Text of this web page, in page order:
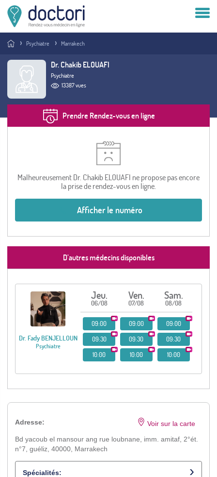
Compte médecin
Vous êtes médecin ?
Psychiatre Marrakech
Dr. Chakib ELOUAFI
Psychiatre
13387 vues
Prendre Rendez-vous en ligne
Malheureusement Dr. Chakib ELOUAFI ne propose pas encore
la prise de rendez-vous en ligne.
Afficher le numéro
D’autres médecins disponibles
Dr. Fady BENJELLOUN
Psychiatre
Jeu.
06/08
Ven.
07/08
Sam.
08/08
09:00
09:30
10:00
09:00
09:30
10:00
09:00
09:30
10:00
Adresse:
Bd yacoub el mansour ang rue loubnane, imm. amitaf, 2°ét.
n°7, guéliz, 40000, Marrakech
Voir sur la carte
Spécialités: